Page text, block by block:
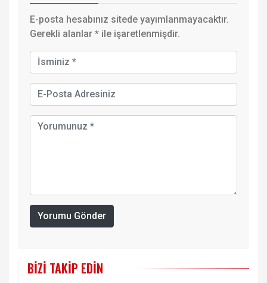
E-posta hesabınız sitede yayımlanmayacaktır.
Gerekli alanlar * ile işaretlenmişdir.
Yorumu Gönder
BIZI TAKIP EDIN